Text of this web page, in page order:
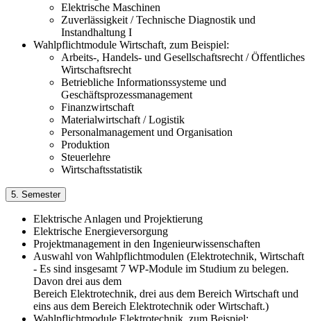
Elektrische Maschinen
Zuverlässigkeit / Technische Diagnostik und
Instandhaltung I
Wahlpflichtmodule Wirtschaft, zum Beispiel:
Arbeits-, Handels- und Gesellschaftsrecht / Öffentliches
Wirtschaftsrecht
Betriebliche Informationssysteme und
Geschäftsprozessmanagement
Finanzwirtschaft
Materialwirtschaft / Logistik
Personalmanagement und Organisation
Produktion
Steuerlehre
Wirtschaftsstatistik
5. Semester
Elektrische Anlagen und Projektierung
Elektrische Energieversorgung
Projektmanagement in den Ingenieurwissenschaften
Auswahl von Wahlpflichtmodulen (Elektrotechnik, Wirtschaft
- Es sind insgesamt 7 WP-Module im Studium zu belegen.
Davon drei aus dem
Bereich Elektrotechnik, drei aus dem Bereich Wirtschaft und
eins aus dem Bereich Elektrotechnik oder Wirtschaft.)
Wahlpflichtmodule Elektrotechnik, zum Beispiel: